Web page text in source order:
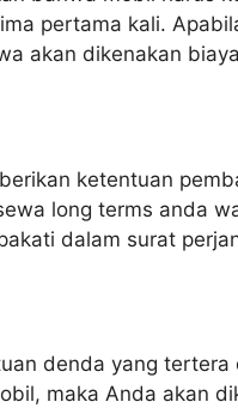
pertama kali.
akan dikenakan
ketentuan
long terms anda
dalam surat
denda yang
maka Anda akan